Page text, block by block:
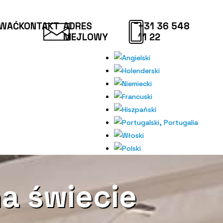
KONTAKT ADRES
MEJLOWY
+31 36 548
11 22
świecie